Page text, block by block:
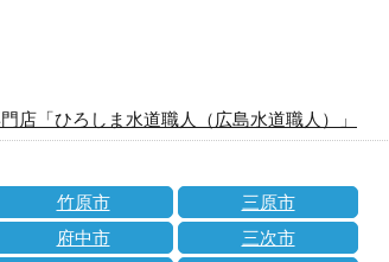
店「ひろしま水道職人（広島水道職人）」
竹原市
三原市
府中市
三次市